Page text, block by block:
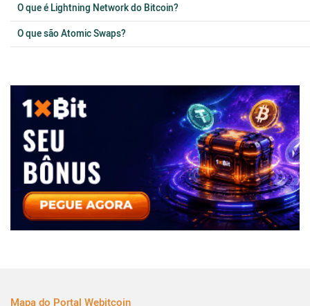
O que é Lightning Network do Bitcoin?
O que são Atomic Swaps?
Mapa do Portal Webitcoin